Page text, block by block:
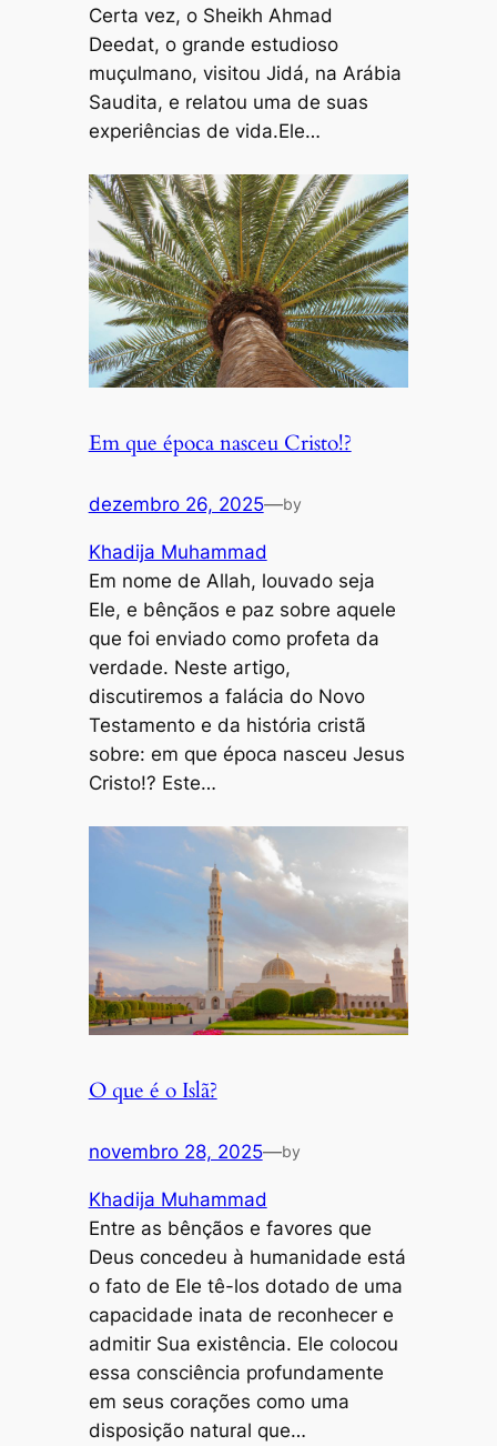
Certa vez, o Sheikh Ahmad
Deedat, o grande estudioso
muçulmano, visitou Jidá, na Arábia
Saudita, e relatou uma de suas
experiências de vida.Ele…
Em que época nasceu Cristo!?
dezembro 26, 2025—by
Khadija Muhammad
Em nome de Allah, louvado seja
Ele, e bênçãos e paz sobre aquele
que foi enviado como profeta da
verdade. Neste artigo,
discutiremos a falácia do Novo
Testamento e da história cristã
sobre: em que época nasceu Jesus
Cristo!? Este…
O que é o Islã?
novembro 28, 2025—by
Khadija Muhammad
Entre as bênçãos e favores que
Deus concedeu à humanidade está
o fato de Ele tê-los dotado de uma
capacidade inata de reconhecer e
admitir Sua existência. Ele colocou
essa consciência profundamente
em seus corações como uma
disposição natural que…